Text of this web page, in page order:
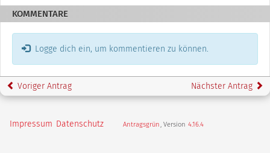
KOMMENTARE
Logge dich ein, um kommentieren zu können.
Voriger Antrag Nächster Antrag
Impressum Datenschutz Antragsgrün , Version 4.16.4